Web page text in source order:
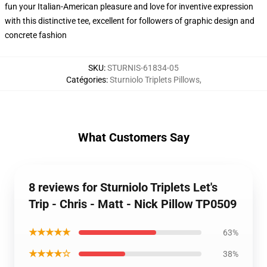
fun your Italian-American pleasure and love for inventive expression
with this distinctive tee, excellent for followers of graphic design and
concrete fashion
SKU:STURNIS-61834-05
Catégories:Sturniolo Triplets Pillows,
What Customers Say
8 reviews for Sturniolo Triplets Let's
Trip - Chris - Matt - Nick Pillow TP0509
★★★★★ 63%
★★★★☆ 38%